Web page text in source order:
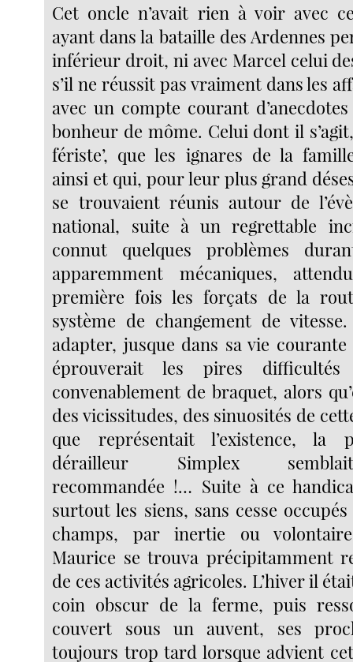
Cet oncle n’avait rien à voir avec
ayant dans la bataille des Ardennes
inférieur droit, ni avec Marcel celui
s’il ne réussit pas vraiment dans les
avec un compte courant
bonheur de môme. Celui dont il
fériste’, que les ignares de la
ainsi et qui, pour leur plus grand
se trouvaient réunis autour de
national, suite à un regrettable
connut quelques problèmes
apparemment mécaniques,
première fois les forçats de la
système de changement de
adapter, jusque dans sa vie
éprouverait les pires
convenablement de braquet, alors
des vicissitudes, des sinuosités de
que représentait l’existence, la
dérailleur Simplex
recommandée !… Suite à ce
surtout les siens, sans cesse
champs, par inertie ou
Maurice se trouva précipitamment
de ces activités agricoles. L’hiver il
coin obscur de la ferme, puis
couvert sous un auvent, ses
toujours trop tard lorsque advient